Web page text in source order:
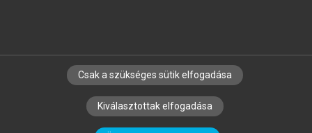
SZERZŐKNEK CÉGEKNEK KÖNYVTÁROSOKNAK
SZERKESZTÉSI ÉS LEKTORÁLÁSI ALAPELVEK
Csak a szükséges sütik elfogadása
Kiválasztottak elfogadása